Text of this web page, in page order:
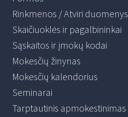
Rinkmenos / Atviri duomenys
Skaičiuoklės ir pagalbininkai
Sąskaitos ir įmokų kodai
Mokesčių žinynas
Mokesčių kalendorius
Seminarai
Tarptautinis apmokestinimas